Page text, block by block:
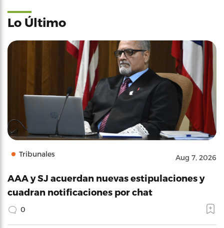
Lo Último
Tribunales Aug 7, 2026
AAA y SJ acuerdan nuevas estipulaciones y
cuadran notificaciones por chat
0